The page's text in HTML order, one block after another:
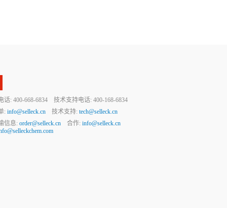
话: 400-668-6834 技术支持电话: 400-168-6834
: info@selleck.cn 技术支持: tech@selleck.cn
信息: order@selleck.cn 合作: info@selleck.cn